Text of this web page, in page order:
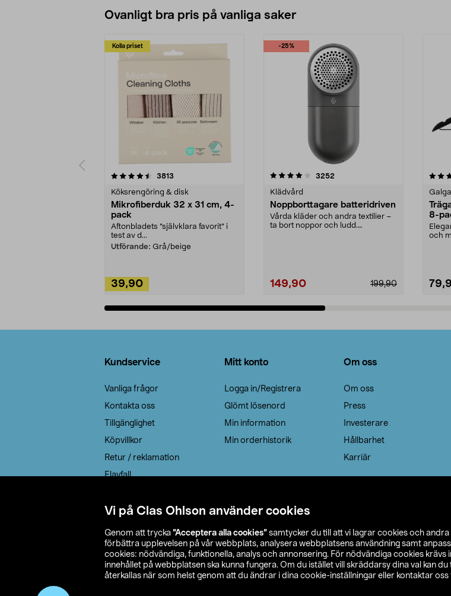
Vi på Clas Ohlson använder cookies
Genom att trycka ”Acceptera alla cookies” samtycker du till att vi lagrar cookies och
förbättra upplevelsen på vår webbplats, analysera webbplatsens användning samt
cookies: nödvändiga, funktionella, analys och annonsering. För nödvändiga cookies
innehållet på webbplatsen ska kunna fungera. Om du istället vill skräddarsy dina val kan du
återkallas när som helst genom att du ändrar i dina cookie-inställningar eller kontaktar oss
Ovanligt bra pris på vanliga saker
Kolla priset
3813
Köksrengöring & disk
Mikrofiberduk 32 x 31 cm, 4-
pack
Aftonbladets "självklara favorit” i
test av d...
Utförande: Grå/beige
39,90
-25%
4.0av 5 stjärnor 3252
Klädvård
Noppborttagare batteridriven
Vårda kläder och andra textilier –
ta bort noppor och ludd.
199,90
149,90
4.5av 5 stjärnor
8-
och
Kundservice
Vanliga frågor
Kontakta oss
Tillgänglighet
Köpvillkor
Retur / reklamation
Elavfall
Leveransalternativ
Mitt konto
Logga in/Registrera
Glömt lösenord
Min information
Min orderhistorik
Om oss
Om oss
Press
Investerare
Hållbarhet
Karriär